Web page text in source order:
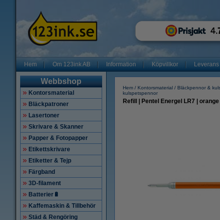
Hem Om 123ink AB Information Köpvillkor Leverans
Webbshop
Kontorsmaterial
Bläckpatroner
Lasertoner
Skrivare & Skanner
Papper & Fotopapper
Etikettskrivare
Etiketter & Tejp
Färgband
3D-filament
Batterier🔋
Kaffemaskin & Tillbehör
Städ & Rengöring
Hem Kontorsmaterial Bläckpennor &
kulspetspennor
Refill | Pentel Energel LR7 | orange